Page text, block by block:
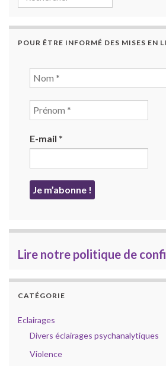
POUR ÊTRE INFORMÉ DES MISES EN
E-mail *
Lire notre politique de
CATÉGORIE
Eclairages
Divers éclairages psychanalytiques
Violence